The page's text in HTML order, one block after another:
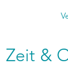
Zeit &